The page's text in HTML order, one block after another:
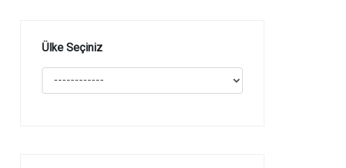
Ülke Seçiniz